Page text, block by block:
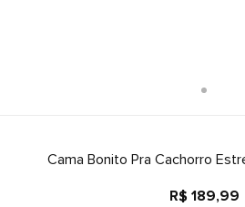
Cama Bonito Pra Cachorro
R$ 189,99